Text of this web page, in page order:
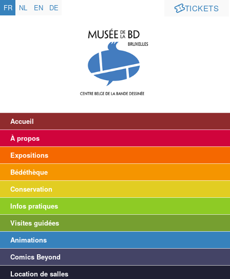
TICKETS
FR NL EN DE
Accueil
À propos
Expositions
Bédéthèque
Conservation
Infos pratiques
Visites guidées
Animations
Comics Beyond
Location de salles